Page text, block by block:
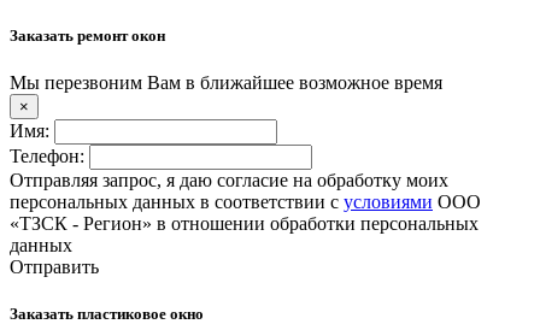
Заказать ремонт окон
Мы перезвоним Вам в ближайшее возможное время
×
Имя:
Телефон:
Отправляя запрос, я даю согласие на обработку моих
персональных данных в соответствии с условиями ООО
«ТЗСК - Регион» в отношении обработки персональных
данных
Отправить
Заказать пластиковое окно